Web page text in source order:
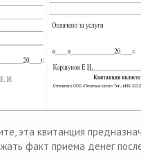
эта квитанция
факт приема денег